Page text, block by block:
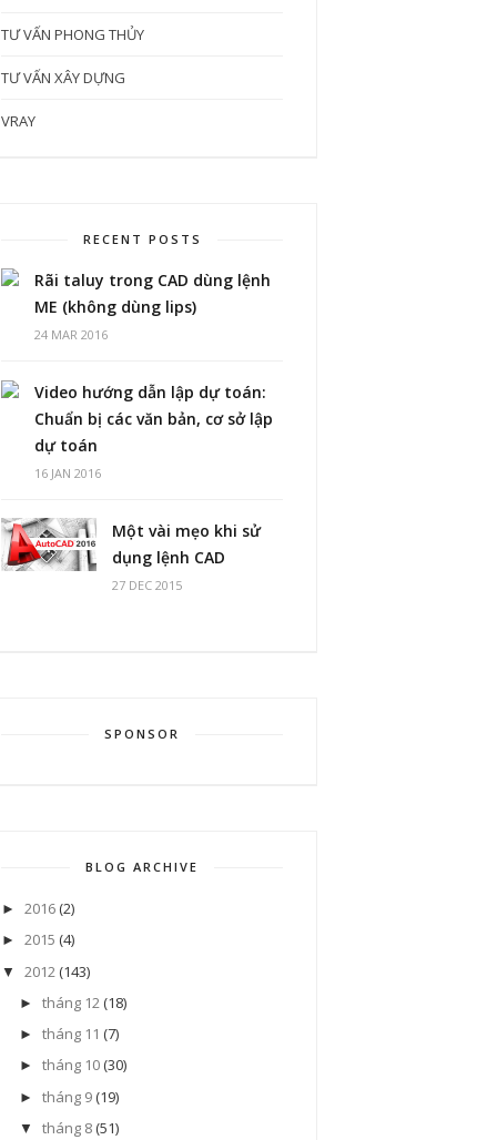
TƯ VẤN PHONG THỦY
TƯ VẤN XÂY DỰNG
VRAY
RECENT POSTS
Rãi taluy trong CAD dùng lệnh
ME (không dùng lips)
24 MAR 2016
Video hướng dẫn lập dự toán:
Chuẩn bị các văn bản, cơ sở lập
dự toán
16 JAN 2016
Một vài mẹo khi sử
dụng lệnh CAD
27 DEC 2015
SPONSOR
BLOG ARCHIVE
► 2016 (2)
► 2015 (4)
▼ 2012 (143)
► tháng 12 (18)
► tháng 11 (7)
► tháng 10 (30)
► tháng 9 (19)
▼ tháng 8 (51)